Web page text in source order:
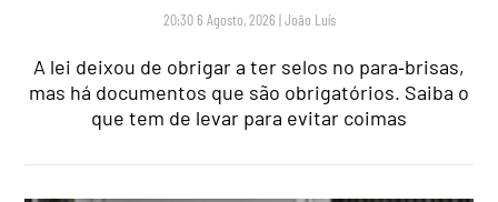
20:30 6 Agosto, 2026 |João Luís
A lei deixou de obrigar a ter selos no para‑brisas,
mas há documentos que são obrigatórios. Saiba o
que tem de levar para evitar coimas